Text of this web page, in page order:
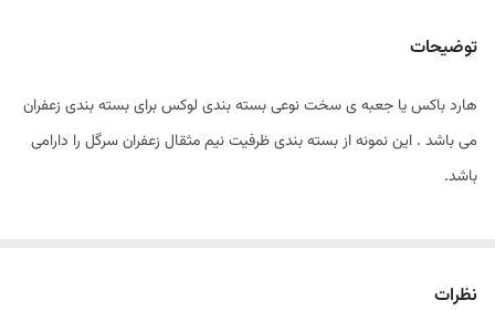
توضیحات
هارد باکس یا جعبه ی سخت نوعی بسته بندی لوکس برای بسته بندی زعفران
می باشد . این نمونه از بسته بندی ظرفیت نیم مثقال زعفران سرگل را دارامی
باشد.
نظرات